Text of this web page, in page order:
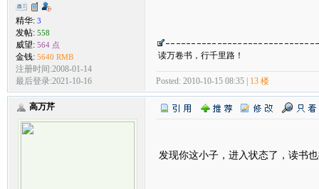
精华: 3
发帖: 558
威望: 564 点
金钱: 5640 RMB
注册时间:2008-01-14
最后登录:2021-10-16
读万卷书，行千里路！
Posted: 2010-10-15 08:35 | 13 楼
高万芹
发现你这小子，进入状态了，读书